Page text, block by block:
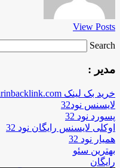
View Posts
Search …
مدیر :
خرید بک لینک behtarinbacklink.com
لایسنس نود32
پسورد نود 32
اوکلی لایسنس رایگان نود 32
همیار نود 32
بهترین سئو
رایگان